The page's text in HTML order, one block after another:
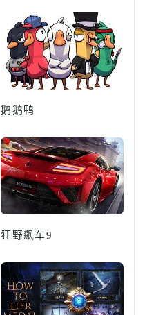
鹅鹅鸭
狂野飙车9